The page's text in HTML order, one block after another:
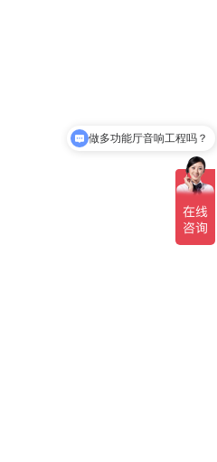
做多功能厅音响工程吗？